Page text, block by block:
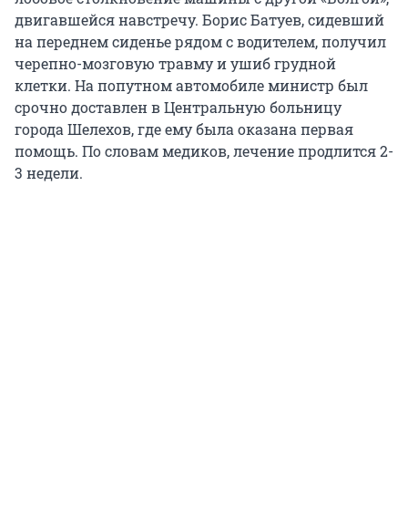
двигавшейся навстречу. Борис Батуев, сидевший
на переднем сиденье рядом с водителем, получил
черепно-мозговую травму и ушиб грудной
клетки. На попутном автомобиле министр был
срочно доставлен в Центральную больницу
города Шелехов, где ему была оказана первая
помощь. По словам медиков, лечение продлится 2-
3 недели.